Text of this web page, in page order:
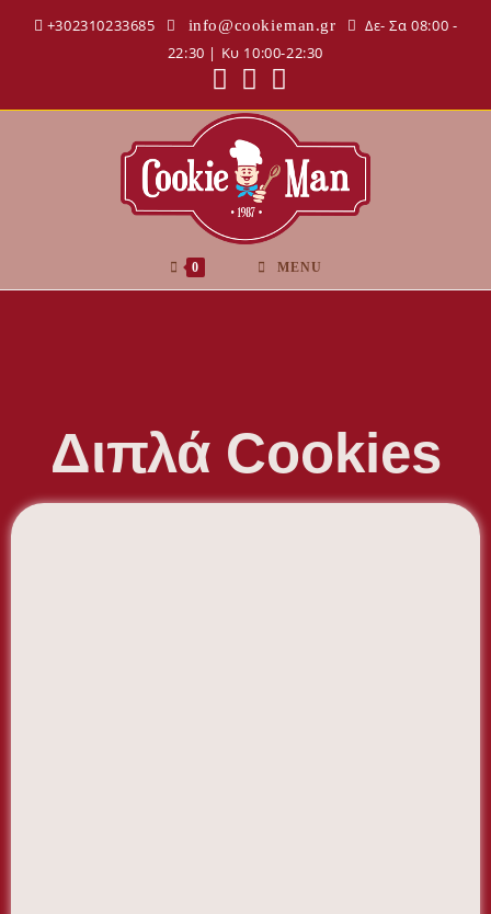
+302310233685 info@cookieman.gr
Δε- Σα 08:00 -
22:30 | Κυ 10:00-22:30
0 MENU
Διπλά Cookies